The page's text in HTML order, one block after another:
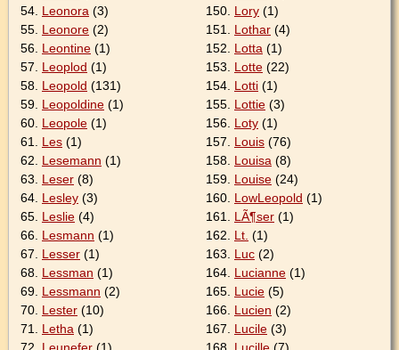
54. Leonora (3)
55. Leonore (2)
56. Leontine (1)
57. Leoplod (1)
58. Leopold (131)
59. Leopoldine (1)
60. Leopole (1)
61. Les (1)
62. Lesemann (1)
63. Leser (8)
64. Lesley (3)
65. Leslie (4)
66. Lesmann (1)
67. Lesser (1)
68. Lessman (1)
69. Lessmann (2)
70. Lester (10)
71. Letha (1)
72. Leunefer (1)
150. Lory (1)
151. Lothar (4)
152. Lotta (1)
153. Lotte (22)
154. Lotti (1)
155. Lottie (3)
156. Loty (1)
157. Louis (76)
158. Louisa (8)
159. Louise (24)
160. LowLeopold (1)
161. LÃ¶ser (1)
162. Lt. (1)
163. Luc (2)
164. Lucianne (1)
165. Lucie (5)
166. Lucien (2)
167. Lucile (3)
168. Lucille (7)